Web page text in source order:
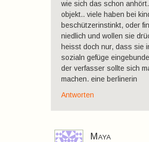
wie sich das schon
objekt.. viele haben bei
beschützerinstinkt, oder
niedlich und wollen sie
heisst doch nur, dass sie
sozialn gefüge
der verfasser sollte sich
machen. eine berlinerin
Antworten
Maya